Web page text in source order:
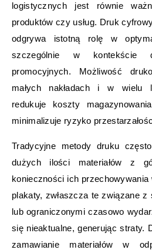
logistycznych jest równie
produktów czy usług. Druk
odgrywa istotną rolę w
szczególnie w kontekście
promocyjnych. Możliwość
małych nakładach i w wielu
redukuje koszty
minimalizuje ryzyko
Tradycyjne metody druku
dużych ilości materiałów z
konieczności ich
plakaty, zwłaszcza te związane
lub ograniczonymi czasowo
się nieaktualne, generując straty.
zamawianie materiałów w